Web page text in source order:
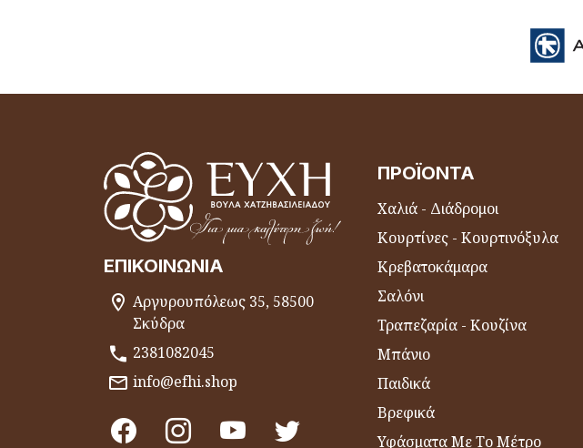
ΕΠΙΚΟΙΝΩΝΊΑ
Αργυρουπόλεως 35, 58500
Σκύδρα
2381082045
info@efhi.shop
ΠΡΟΪΌΝΤΑ
Χαλιά - Διάδρομοι
Κουρτίνες - Κουρτινόξυλα
Κρεβατοκάμαρα
Σαλόνι
Τραπεζαρία - Κουζίνα
Μπάνιο
Παιδικά
Βρεφικά
Υφάσματα Με Το Μέτρο